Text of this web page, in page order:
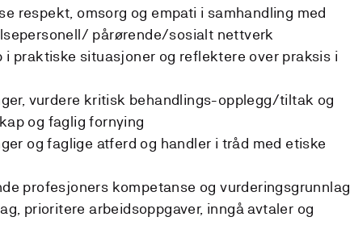
respekt, omsorg og empati i samhandling med
pårørende/sosialt nettverk
praktiske situasjoner og reflektere over praksis i
vurdere kritisk behandlings-opplegg/tiltak og
og faglig fornying
og faglige atferd og handler i tråd med etiske
profesjoners kompetanse og vurderingsgrunnlag
prioritere arbeidsoppgaver, inngå avtaler og